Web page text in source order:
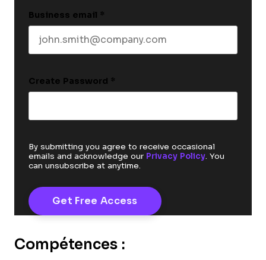
Business email *
Create Password *
By submitting you agree to receive occasional
emails and acknowledge our Privacy Policy. You
can unsubscribe at anytime.
Compétences :